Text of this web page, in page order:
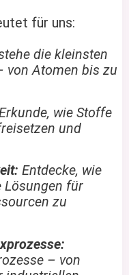
für uns:
die kleinsten
von Atomen bis zu
wie Stoffe
und
Entdecke, wie
Lösungen für
zu
– von